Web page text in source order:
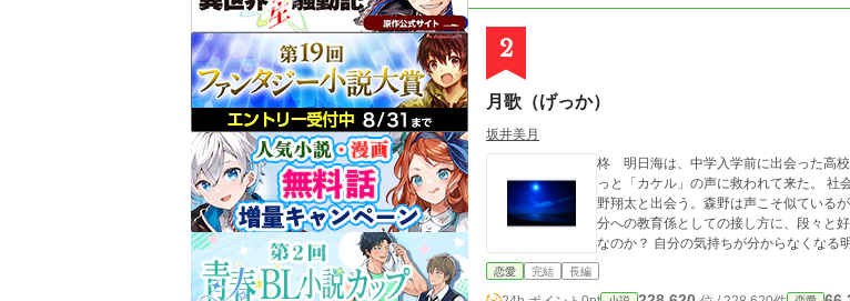
2
月歌（げっか）
坂井美月
柊 明日海は、中学入学前に出会った高
っと「カケル」の声に救われて来た。 社
野翔太と出会う。森野は声こそ似ている
分への教育係としての接し方に、段々と
なのか？ 自分の気持ちが分からなくなる
恋愛 完結 長編